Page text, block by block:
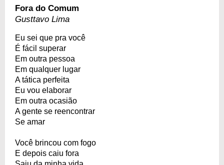
Fora do Comum
Gusttavo Lima
Eu sei que pra você
É fácil superar
Em outra pessoa
Em qualquer lugar
A tática perfeita
Eu vou elaborar
Em outra ocasião
A gente se reencontrar
Se amar
Você brincou com fogo
E depois caiu fora